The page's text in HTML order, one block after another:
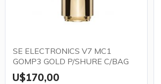
SE ELECTRONICS V7 MC1
GOMP3 GOLD P/SHURE C/BAG
U$170,00